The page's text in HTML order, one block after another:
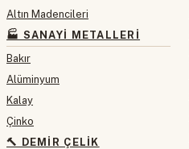
Altın Madencileri
🏭 SANAYI METALLERI
Bakır
Alüminyum
Kalay
Çinko
🔨 DEMIR ÇELIK